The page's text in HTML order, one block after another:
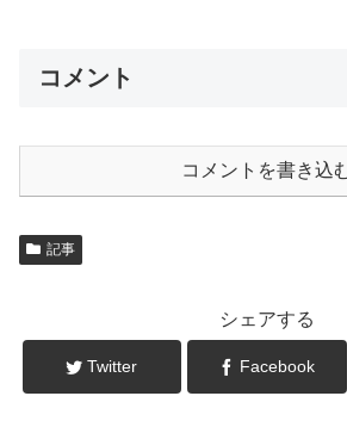
コメント
コメントを書き込
記事
シェアする
Twitter Facebook